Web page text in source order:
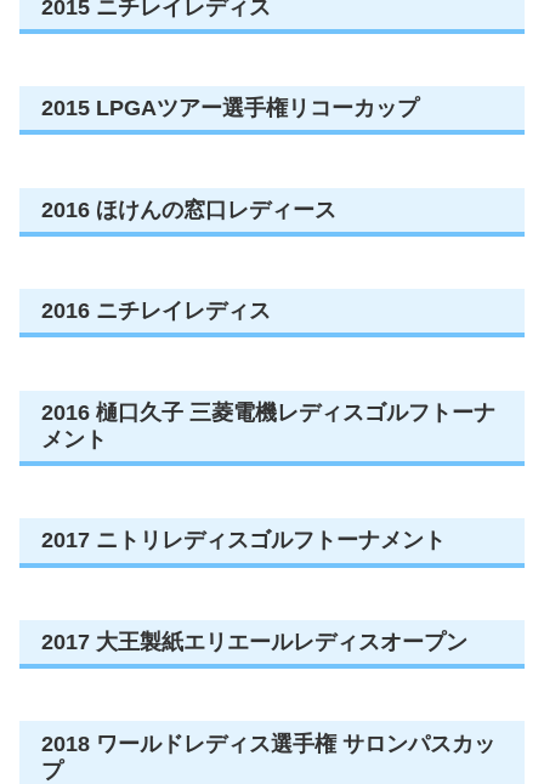
2015 ニチレイレディス
2015 LPGAツアー選手権リコーカップ
2016 ほけんの窓口レディース
2016 ニチレイレディス
2016 樋口久子 三菱電機レディスゴルフトーナ
メント
2017 ニトリレディスゴルフトーナメント
2017 大王製紙エリエールレディスオープン
2018 ワールドレディス選手権 サロンパスカッ
プ